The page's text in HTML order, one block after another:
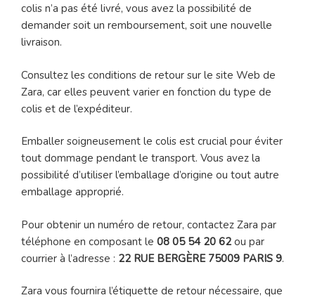
colis n’a pas été livré, vous avez la possibilité de
demander soit un remboursement, soit une nouvelle
livraison.
Consultez les conditions de retour sur le site Web de
Zara, car elles peuvent varier en fonction du type de
colis et de l’expéditeur.
Emballer soigneusement le colis est crucial pour éviter
tout dommage pendant le transport. Vous avez la
possibilité d’utiliser l’emballage d’origine ou tout autre
emballage approprié.
Pour obtenir un numéro de retour, contactez Zara par
téléphone en composant le 08 05 54 20 62 ou par
courrier à l’adresse : 22 RUE BERGÈRE 75009 PARIS 9.
Zara vous fournira l’étiquette de retour nécessaire, que